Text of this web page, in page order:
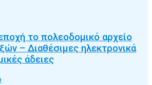
το πολεοδομικό αρχείο
– Διαθέσιμες ηλεκτρονικά
άδειες